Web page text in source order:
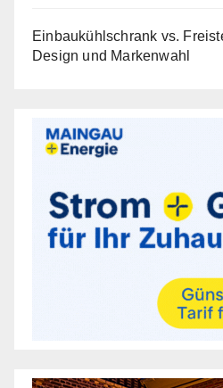
Einbaukühlschrank vs.
Design und Markenwahl